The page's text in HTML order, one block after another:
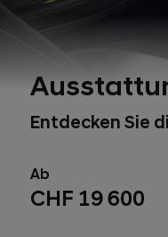
Entdecken Sie
Ab
CHF 19 600